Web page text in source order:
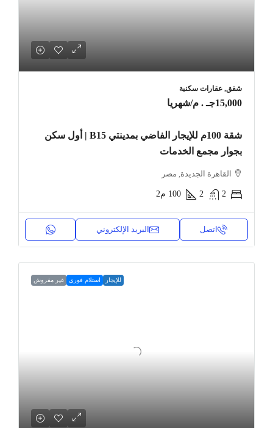
شقق, عقارات سكنية
15,000جـ . م /شهريا
شقة 100م للإيجار الفاضي بمدينتي B15 | أول سكن
بجوار مجمع الخدمات
القاهرة الجديدة, مصر
2
2
100 م2
اتصل البريد الإلكتروني
للإيجار استلام فوري غير مفروش